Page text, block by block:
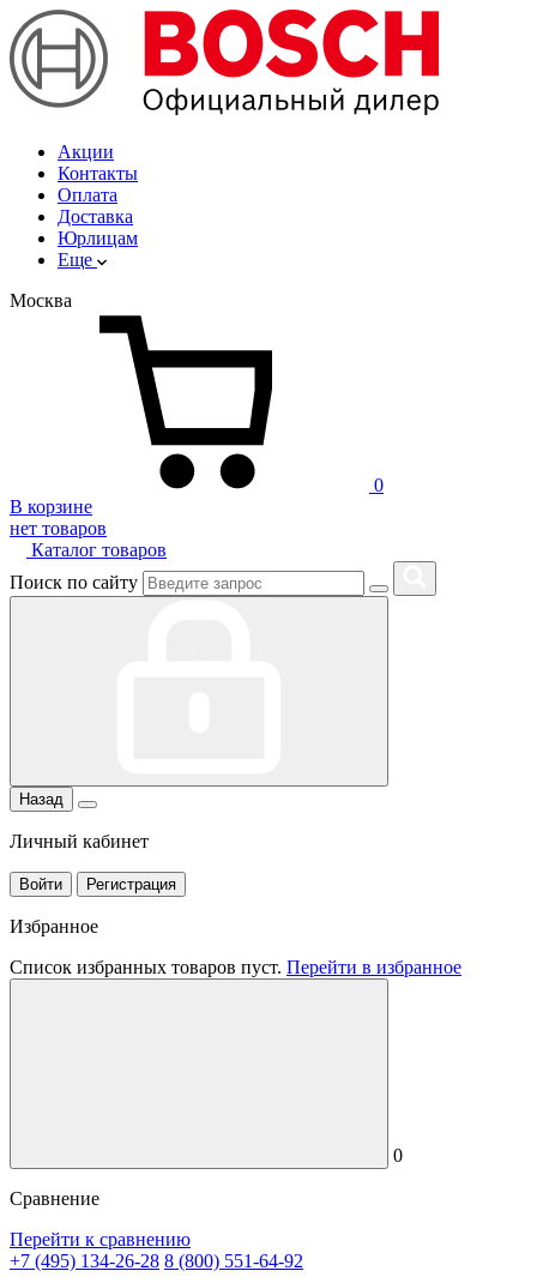
Акции
Контакты
Оплата
Доставка
Юрлицам
Еще
Москва
0
В корзине
нет товаров
Каталог товаров
Поиск по сайту
Назад
Личный кабинет
Войти Регистрация
Избранное
Список избранных товаров пуст. Перейти в избранное
0
Сравнение
Перейти к сравнению
+7 (495) 134-26-28 8 (800) 551-64-92